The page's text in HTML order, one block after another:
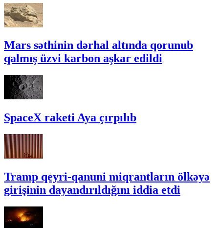
Mars səthinin dərhal altında qorunub
qalmış üzvi karbon aşkar edildi
SpaceX raketi Aya çırpılıb
Tramp qeyri-qanuni miqrantların ölkəyə
girişinin dayandırıldığını iddia etdi